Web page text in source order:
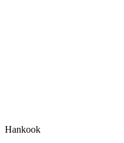
Hankook